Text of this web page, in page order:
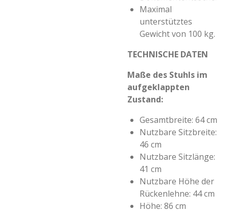
Maximal
unterstütztes
Gewicht von 100 kg.
TECHNISCHE DATEN
Maße des Stuhls im
aufgeklappten
Zustand:
Gesamtbreite: 64 cm
Nutzbare Sitzbreite:
46 cm
Nutzbare Sitzlänge:
41 cm
Nutzbare Höhe der
Rückenlehne: 44 cm
Höhe: 86 cm